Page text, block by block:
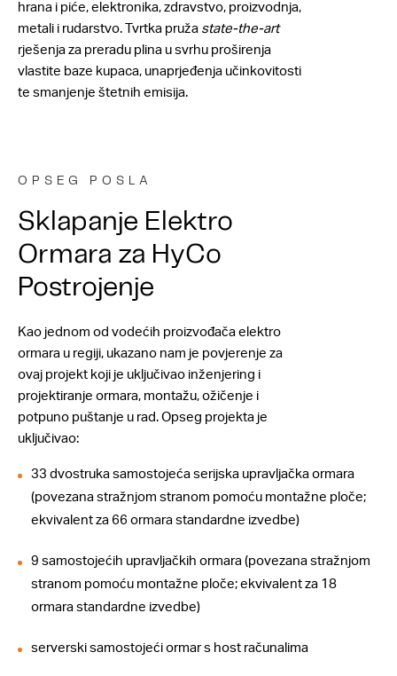
hrana i piće, elektronika, zdravstvo, proizvodnja,
metali i rudarstvo. Tvrtka pruža state-the-art
rješenja za preradu plina u svrhu proširenja
vlastite baze kupaca, unaprjeđenja učinkovitosti
te smanjenje štetnih emisija.
OPSEG POSLA
Sklapanje Elektro
Ormara za HyCo
Postrojenje
Kao jednom od vodećih proizvođača elektro
ormara u regiji, ukazano nam je povjerenje za
ovaj projekt koji je uključivao inženjering i
projektiranje ormara, montažu, ožičenje i
potpuno puštanje u rad. Opseg projekta je
uključivao:
33 dvostruka samostojeća serijska upravljačka ormara
(povezana stražnjom stranom pomoću montažne ploče;
ekvivalent za 66 ormara standardne izvedbe)
9 samostojećih upravljačkih ormara (povezana stražnjom
stranom pomoću montažne ploče; ekvivalent za 18
ormara standardne izvedbe)
serverski samostojeći ormar s host računalima